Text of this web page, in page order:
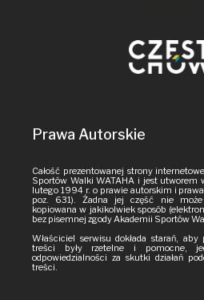
Prawa Autorskie
Całość prezentowanej strony
Sportów Walki WATAHA i jest utworem
lutego 1994 r. o prawie autorskim i
poz. 631). Żadna jej część nie
kopiowana w jakikolwiek sposób
bez pisemnej zgody Akademii Sportów
Właściciel serwisu dokłada starań,
treści były rzetelne i pomocne,
odpowiedzialności za skutki działań
treści.